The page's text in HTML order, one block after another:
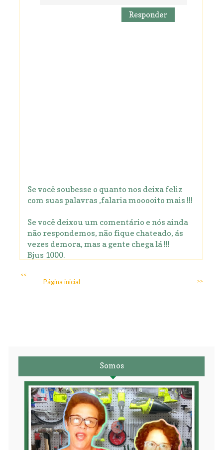
Responder
Se você soubesse o quanto nos deixa feliz
com suas palavras ,falaria mooooito mais !!!
Se você deixou um comentário e nós ainda
não respondemos, não fique chateado, ás
vezes demora, mas a gente chega lá !!!
Bjus 1000.
<<
>>
Página inicial
Somos